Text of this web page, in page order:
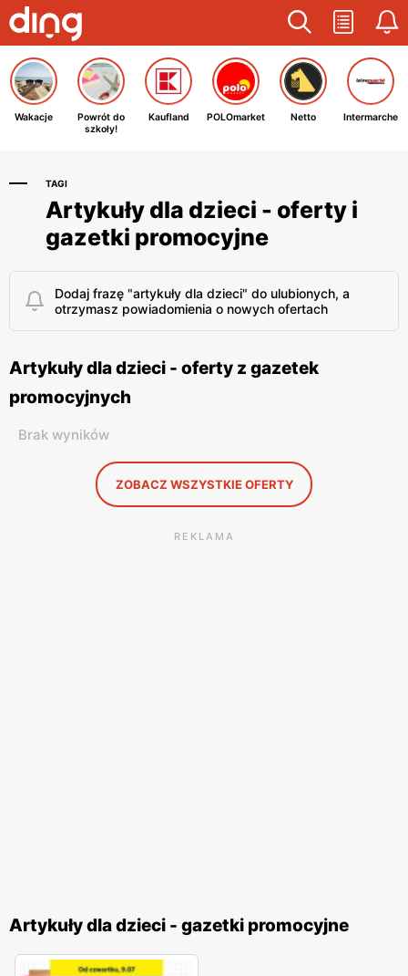
Wakacje
Powrót do
szkoły!
Kaufland POLOmarket Netto Intermarche
TAGI
Artykuły dla dzieci - oferty i
gazetki promocyjne
Dodaj frazę "artykuły dla dzieci" do ulubionych, a
otrzymasz powiadomienia o nowych ofertach
Artykuły dla dzieci - oferty z gazetek
promocyjnych
Brak wyników
ZOBACZ WSZYSTKIE OFERTY
REKLAMA
Artykuły dla dzieci - gazetki promocyjne